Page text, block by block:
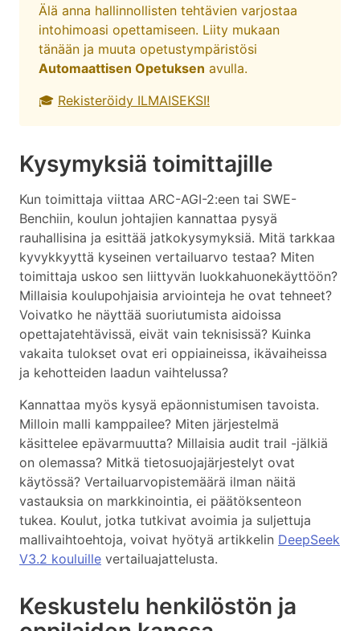
Älä anna hallinnollisten tehtävien varjostaa
intohimoasi opettamiseen. Liity mukaan
tänään ja muuta opetustympäristösi
Automaattisen Opetuksen avulla.
🎓 Rekisteröidy ILMAISEKSI!
Kysymyksiä toimittajille
Kun toimittaja viittaa ARC-AGI-2:een tai SWE-
Benchiin, koulun johtajien kannattaa pysyä
rauhallisina ja esittää jatkokysymyksiä. Mitä tarkkaa
kyvykkyyttä kyseinen vertailuarvo testaa? Miten
toimittaja uskoo sen liittyvän luokkahuonekäyttöön?
Millaisia koulupohjaisia arviointeja he ovat tehneet?
Voivatko he näyttää suoriutumista aidoissa
opettajatehtävissä, eivät vain teknisissä? Kuinka
vakaita tulokset ovat eri oppiaineissa, ikävaiheissa
ja kehotteiden laadun vaihtelussa?
Kannattaa myös kysyä epäonnistumisen tavoista.
Milloin malli kamppailee? Miten järjestelmä
käsittelee epävarmuutta? Millaisia audit trail -jälkiä
on olemassa? Mitkä tietosuojajärjestelyt ovat
käytössä? Vertailuarvopistemäärä ilman näitä
vastauksia on markkinointia, ei päätöksenteon
tukea. Koulut, jotka tutkivat avoimia ja suljettuja
mallivaihtoehtoja, voivat hyötyä artikkelin DeepSeek
V3.2 kouluille vertailuajattelusta.
Keskustelu henkilöstön ja